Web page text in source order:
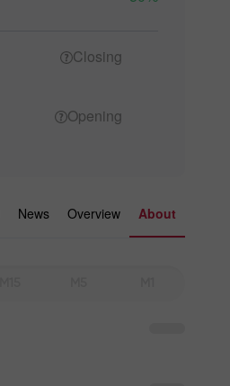
Closing
Opening
About
Overview
News